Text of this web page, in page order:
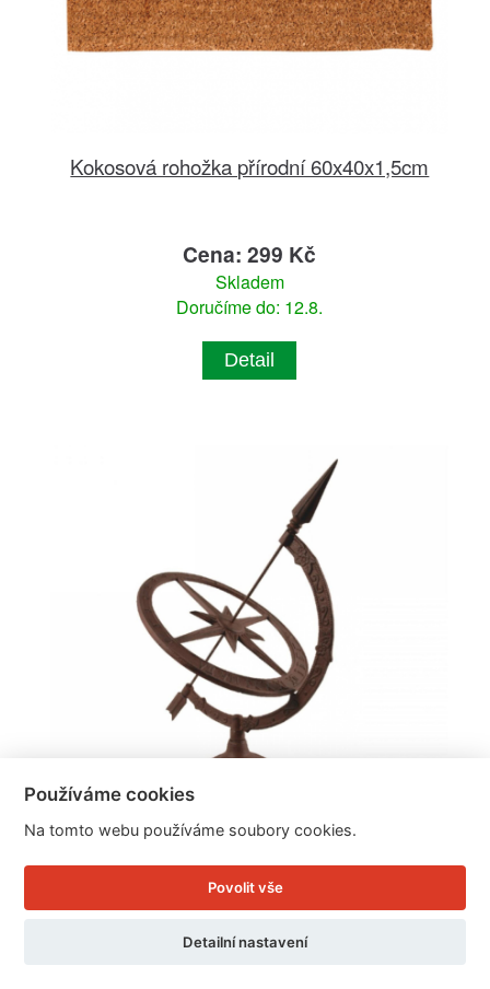
Kokosová rohožka přírodní 60x40x1,5cm
Cena: 299 Kč
Skladem
Doručíme do: 12.8.
Detail
Litinové sluneční hodiny na podstavci
34,3x39,8x54,2cm
Používáme cookies
Na tomto webu používáme soubory cookies.
Povolit vše
Detailní nastavení